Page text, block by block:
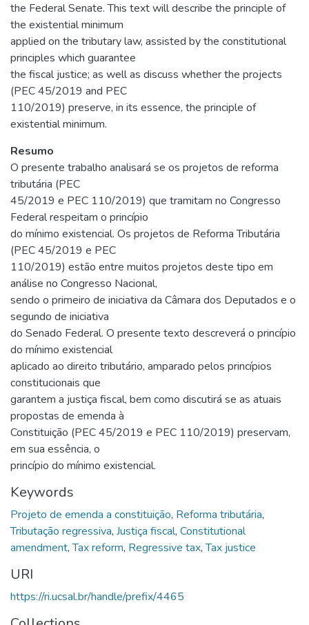
the Federal Senate. This text will describe the principle of
the existential minimum
applied on the tributary law, assisted by the constitutional
principles which guarantee
the fiscal justice; as well as discuss whether the projects
(PEC 45/2019 and PEC
110/2019) preserve, in its essence, the principle of
existential minimum.
Resumo
O presente trabalho analisará se os projetos de reforma
tributária (PEC
45/2019 e PEC 110/2019) que tramitam no Congresso
Federal respeitam o princípio
do mínimo existencial. Os projetos de Reforma Tributária
(PEC 45/2019 e PEC
110/2019) estão entre muitos projetos deste tipo em
análise no Congresso Nacional,
sendo o primeiro de iniciativa da Câmara dos Deputados e o
segundo de iniciativa
do Senado Federal. O presente texto descreverá o princípio
do mínimo existencial
aplicado ao direito tributário, amparado pelos princípios
constitucionais que
garantem a justiça fiscal, bem como discutirá se as atuais
propostas de emenda à
Constituição (PEC 45/2019 e PEC 110/2019) preservam,
em sua essência, o
princípio do mínimo existencial.
Keywords
Projeto de emenda a constituição, Reforma tributária,
Tributação regressiva, Justiça fiscal, Constitutional
amendment,Tax reform, Regressive tax,Tax justice
URI
https://ri.ucsal.br/handle/prefix/4465